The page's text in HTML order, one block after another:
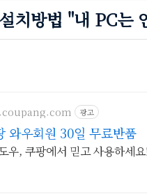
치방법 "내 PC는
광고
와우회원 30일 무료반품
우, 쿠팡에서 믿고 사용하세